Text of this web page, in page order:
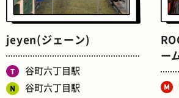
おでん
jeyen(ジェーン)
谷町六丁目駅
谷町六丁目駅
ー